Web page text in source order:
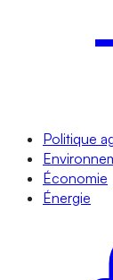
Politique
Économie
Énergie